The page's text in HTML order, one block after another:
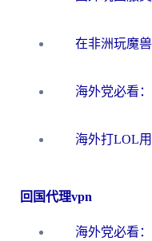
回国代理vpn